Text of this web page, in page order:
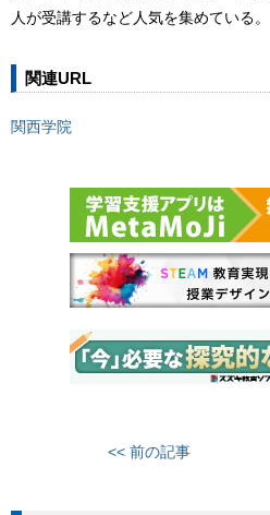
人が受講するなど人気を集めている。
関連URL
関西学院
<< 前の記事